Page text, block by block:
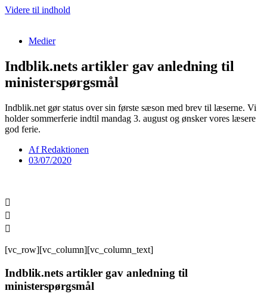
Videre til indhold
Medier
Indblik.nets artikler gav anledning til
ministerspørgsmål
Indblik.net gør status over sin første sæson med brev til læserne. Vi
holder sommerferie indtil mandag 3. august og ønsker vores læsere
god ferie.
AfRedaktionen
03/07/2020
[vc_row][vc_column][vc_column_text]
Indblik.nets artikler gav anledning til
ministerspørgsmål